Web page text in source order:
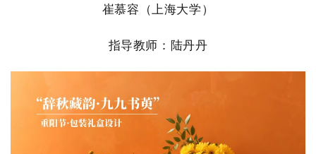
崔慕容 （上海大学）
指导教师： 陆丹丹